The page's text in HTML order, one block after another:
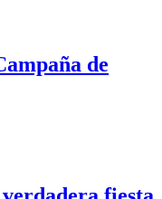
de